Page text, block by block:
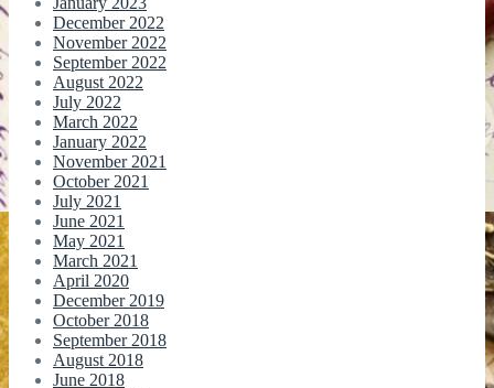
December 2022
November 2022
September 2022
August 2022
July 2022
March 2022
January 2022
November 2021
October 2021
July 2021
June 2021
May 2021
March 2021
April 2020
December 2019
October 2018
September 2018
August 2018
June 2018